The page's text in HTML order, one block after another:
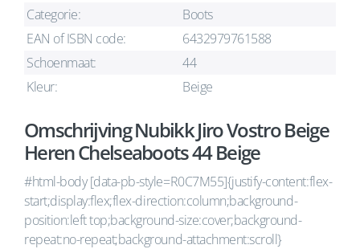
Categorie:
Boots
EAN of ISBN code:
6432979761588
Schoenmaat:
44
Kleur:
Beige
Omschrijving Nubikk Jiro Vostro Beige
Heren Chelseaboots 44 Beige
#html-body [data-pb-style=R0C7M55]{justify-content:flex-
start;display:flex;flex-direction:column;background-
position:left top;background-size:cover;background-
repeat:no-repeat;background-attachment:scroll}